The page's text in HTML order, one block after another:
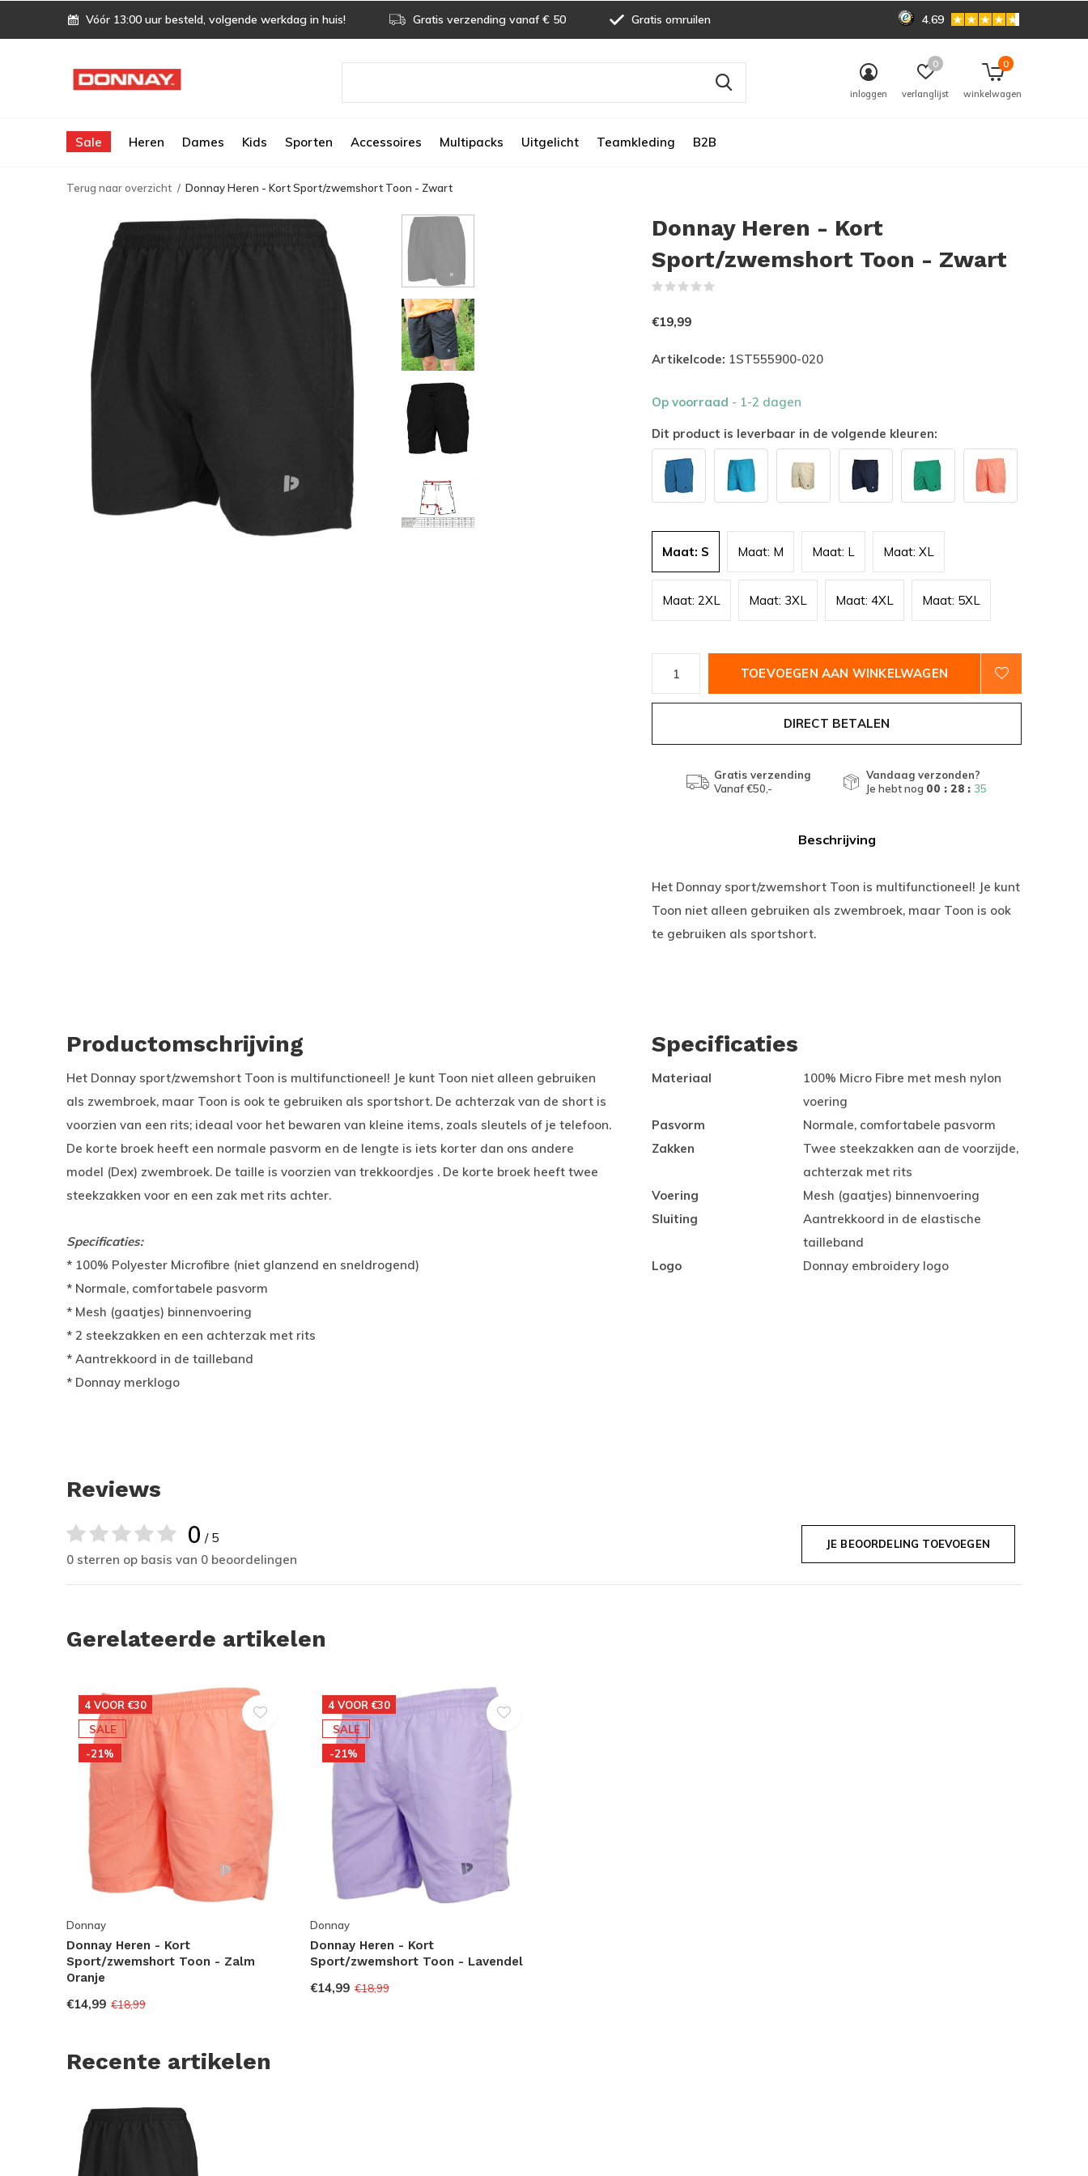
Sale Heren Dames Kids Sporten Accessoires Multipacks Uitgelicht Teamkleding B2B
inloggen verlanglijst
0
winkelwagen
0
Vóór 13:00 uur besteld, volgende werkdag in huis! Gratis verzending vanaf € 50 Gratis omruilen 4.69
Terug naar overzicht Donnay Heren - Kort Sport/zwemshort Toon - Zwart
Donnay Heren - Kort
Sport/zwemshort Toon - Zwart
€19,99
Artikelcode: 1ST555900-020
Op voorraad - 1-2 dagen
Dit product is leverbaar in de volgende kleuren:
Maat: S Maat: M Maat: L Maat: XL
Maat: 2XL Maat: 3XL Maat: 4XL Maat: 5XL
TOEVOEGEN AAN WINKELWAGEN
DIRECT BETALEN
Gratis verzending
Vanaf €50,-
Vandaag verzonden?
Je hebt nog 00 : 28 : 34
Beschrijving
Het Donnay sport/zwemshort Toon is multifunctioneel! Je kunt
Toon niet alleen gebruiken als zwembroek, maar Toon is ook
te gebruiken als sportshort.
Productomschrijving
Het Donnay sport/zwemshort Toon is multifunctioneel! Je kunt Toon niet alleen gebruiken
als zwembroek, maar Toon is ook te gebruiken als sportshort. De achterzak van de short is
voorzien van een rits; ideaal voor het bewaren van kleine items, zoals sleutels of je telefoon.
De korte broek heeft een normale pasvorm en de lengte is iets korter dan ons andere
model (Dex) zwembroek. De taille is voorzien van trekkoordjes . De korte broek heeft twee
steekzakken voor en een zak met rits achter.
Specificaties:
* 100% Polyester Microfibre (niet glanzend en sneldrogend)
* Normale, comfortabele pasvorm
* Mesh (gaatjes) binnenvoering
* 2 steekzakken en een achterzak met rits
* Aantrekkoord in de tailleband
* Donnay merklogo
Specificaties
Materiaal
100% Micro Fibre met mesh nylon
voering
Pasvorm
Normale, comfortabele pasvorm
Zakken
Twee steekzakken aan de voorzijde,
achterzak met rits
Voering
Mesh (gaatjes) binnenvoering
Sluiting
Aantrekkoord in de elastische
tailleband
Logo
Donnay embroidery logo
Reviews
0 / 5
0 sterren op basis van 0 beoordelingen
JE BEOORDELING TOEVOEGEN
Gerelateerde artikelen
4 VOOR €30
SALE
-21%
Donnay
Donnay Heren - Kort
Sport/zwemshort Toon - Zalm
Oranje
€14,99 €18,99
4 VOOR €30
SALE
-21%
Donnay
Donnay Heren - Kort
Sport/zwemshort Toon - Lavendel
€14,99 €18,99
Recente artikelen